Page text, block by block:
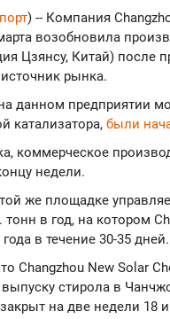
) -- Компания
возобновила
Цзянсу, Китай) после
источник рынка.
данном предприятии
катализатора, были
коммерческое
недели.
же площадке
в год, на котором
в течение 30-35 дней.
Changzhou New Solar
стирола в
на две недели 18